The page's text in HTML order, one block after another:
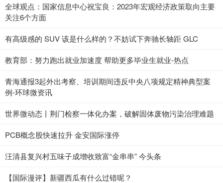
全球观点：国家信息中心祝宝良：2023年宏观经济政策取向主要
关注6个方面
有高级感的 SUV 该是什么样的？不妨试下奔驰长轴距 GLC
教育部：努力跑出就业加速度 帮助更多毕业生就业-热点
青海通报3起外出考察、培训期间违反中央八项规定精神典型案
例-环球微资讯
世界微动态丨荆门检察一体化办案，破解固体废物污染治理难题
PCB概念股快速拉升 金安国际涨停
汪清县复兴村五味子成增收致富“金串串” 今头条
【国际漫评】新疆西瓜有什么过错呢？